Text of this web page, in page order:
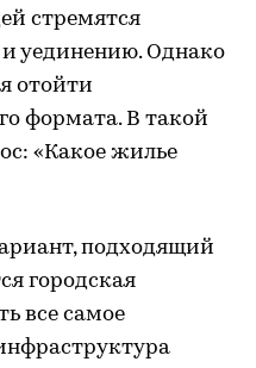
стремятся
уединению. Однако
отойти
формата. В такой
«Какое жилье
подходящий
городская
все самое